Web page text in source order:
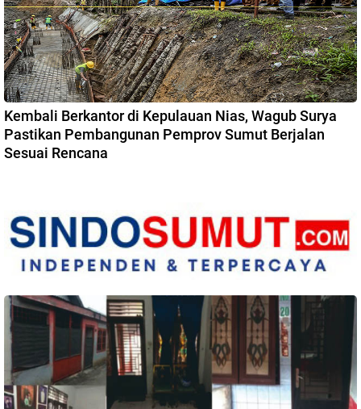
Kembali Berkantor di Kepulauan Nias, Wagub Surya
Pastikan Pembangunan Pemprov Sumut Berjalan
Sesuai Rencana